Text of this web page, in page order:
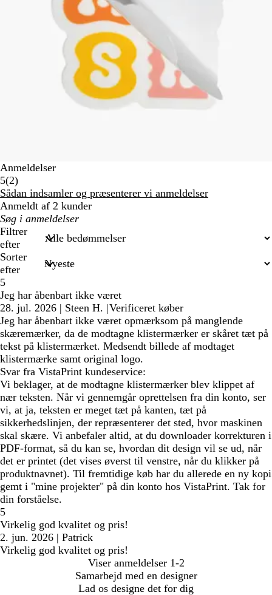
Anmeldelser
5(22
anmeldelser
)
Sådan indsamler og præsenterer vi anmeldelser
Anmeldt af 2 kunder
Min
søgetekst
Filtrer
efter
Sorter
efter
5
Jeg har åbenbart ikke været
28. jul. 2026 | Steen H. |Verificeret køber
Jeg har åbenbart ikke været opmærksom på manglende
skæremærker, da de modtagne klistermærker er skåret tæt på
tekst på klistermærket. Medsendt billede af modtaget
klistermærke samt original logo.
Svar fra VistaPrint kundeservice:
Vi beklager, at de modtagne klistermærker blev klippet af
nær teksten. Når vi gennemgår oprettelsen fra din konto, ser
vi, at ja, teksten er meget tæt på kanten, tæt på
sikkerhedslinjen, der repræsenterer det sted, hvor maskinen
skal skære. Vi anbefaler altid, at du downloader korrekturen i
PDF-format, så du kan se, hvordan dit design vil se ud, når
det er printet (det vises øverst til venstre, når du klikker på
produktnavnet). Til fremtidige køb har du allerede en ny kopi
gemt i "mine projekter" på din konto hos VistaPrint. Tak for
din forståelse.
5
Virkelig god kvalitet og pris!
2. jun. 2026 | Patrick
Virkelig god kvalitet og pris!
Viser anmeldelser 1-2
Samarbejd med en designer
Lad os designe det for dig